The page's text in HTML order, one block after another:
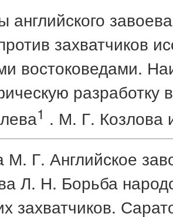
английского
захватчиков
востоковедами.
разработку
1 . М. Г. Козлова
М. Г. Английское
Л. Н. Борьба
захватчиков.